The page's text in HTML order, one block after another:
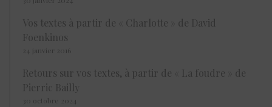
Vos textes à partir de « Charlotte » de David
Foenkinos
24 janvier 2016
Retours sur vos textes, à partir de « La foudre » de
Pierric Bailly
30 octobre 2024